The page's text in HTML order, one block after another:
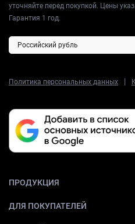
уточняйте перед покупкой. Цены
Гарантия 1 год.
Политика персональных данных |
ПРОДУКЦИЯ
ДЛЯ ПОКУПАТЕЛЕЙ